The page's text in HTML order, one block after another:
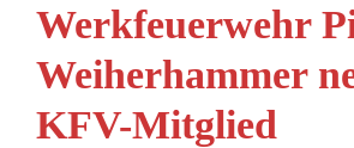
Werkfeuerwehr
Weiherhammer
KFV-Mitglied